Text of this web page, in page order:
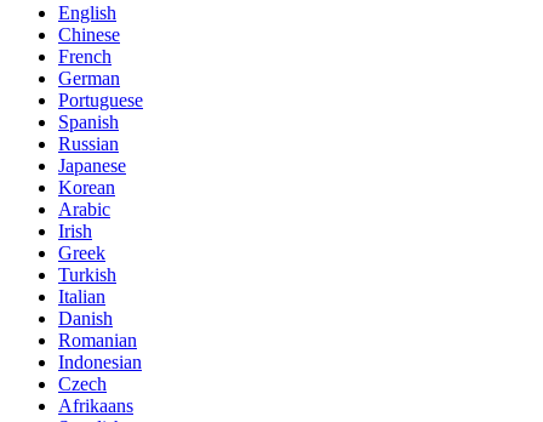
English
Chinese
French
German
Portuguese
Spanish
Russian
Japanese
Korean
Arabic
Irish
Greek
Turkish
Italian
Danish
Romanian
Indonesian
Czech
Afrikaans